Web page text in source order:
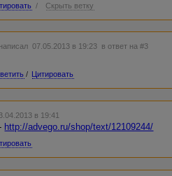
/ Скрыть ветку
написал 07.05.2013 в 19:23 в ответ на #3
/ Цитировать
в 19:41
http://advego.ru/shop/text/12109244/